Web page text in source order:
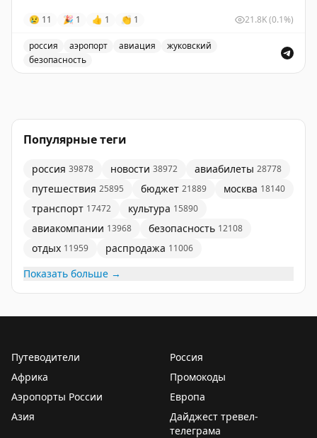
😢 11 🎉 1 👍 1 👏 1 21.8K(0.1%)
россия аэропорт авиация
жуковский
безопасность
Популярные теги
россия 39878 новости 38972 авиабилеты 28778
путешествия 25895 бюджет 21889 москва 18140
транспорт 17472 культура 15890
авиакомпании 13968 безопасность 12108
отдых 11959 распродажа 11006
Показать больше →
Путеводители
Россия
Африка
Промокоды
Аэропорты России
Европа
Азия
Дайджест тревел-
телеграма